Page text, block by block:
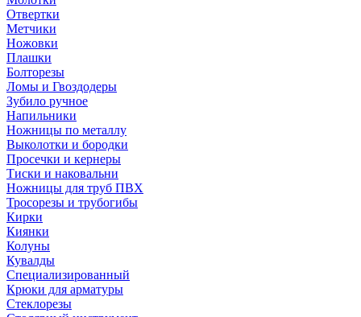
Отвертки
Метчики
Ножовки
Плашки
Болторезы
Ломы и Гвоздодеры
Зубило ручное
Напильники
Ножницы по металлу
Выколотки и бородки
Просечки и кернеры
Тиски и наковальни
Ножницы для труб ПВХ
Тросорезы и трубогибы
Кирки
Киянки
Колуны
Кувалды
Специализированный
Крюки для арматуры
Стеклорезы